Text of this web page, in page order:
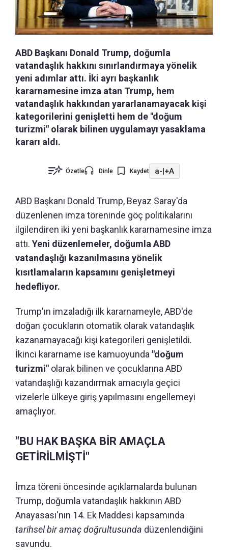
ABD Başkanı Donald Trump, doğumla
vatandaşlık hakkını sınırlandırmaya yönelik
yeni adımlar attı. İki ayrı başkanlık
kararnamesine imza atan Trump, hem
vatandaşlık hakkından yararlanamayacak kişi
kategorilerini genişletti hem de "doğum
turizmi" olarak bilinen uygulamayı yasaklama
kararı aldı.
Özetle Dinle Kaydet a-|+A
ABD Başkanı Donald Trump, Beyaz Saray'da
düzenlenen imza töreninde göç politikalarını
ilgilendiren iki yeni başkanlık kararnamesine imza
attı. Yeni düzenlemeler, doğumla ABD
vatandaşlığı kazanılmasına yönelik
kısıtlamaların kapsamını genişletmeyi
hedefliyor.
Trump'ın imzaladığı ilk kararnameyle, ABD'de
doğan çocukların otomatik olarak vatandaşlık
kazanamayacağı kişi kategorileri genişletildi.
İkinci kararname ise kamuoyunda "doğum
turizmi" olarak bilinen ve çocuklarına ABD
vatandaşlığı kazandırmak amacıyla geçici
vizelerle ülkeye giriş yapılmasını engellemeyi
amaçlıyor.
"BU HAK BAŞKA BİR AMAÇLA
GETİRİLMİŞTİ"
İmza töreni öncesinde açıklamalarda bulunan
Trump, doğumla vatandaşlık hakkının ABD
Anayasası'nın 14. Ek Maddesi kapsamında
tarihsel bir amaç doğrultusunda düzenlendiğini
savundu.